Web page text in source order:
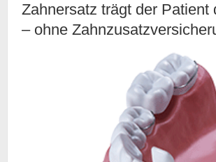
Zahnersatz trägt der
– ohne